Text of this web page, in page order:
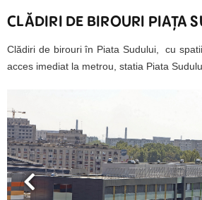
CLĂDIRI DE BIROURI PIAȚA
Clădiri de birouri în Piata Sudului, cu
acces imediat la metrou, statia Piata
Previous